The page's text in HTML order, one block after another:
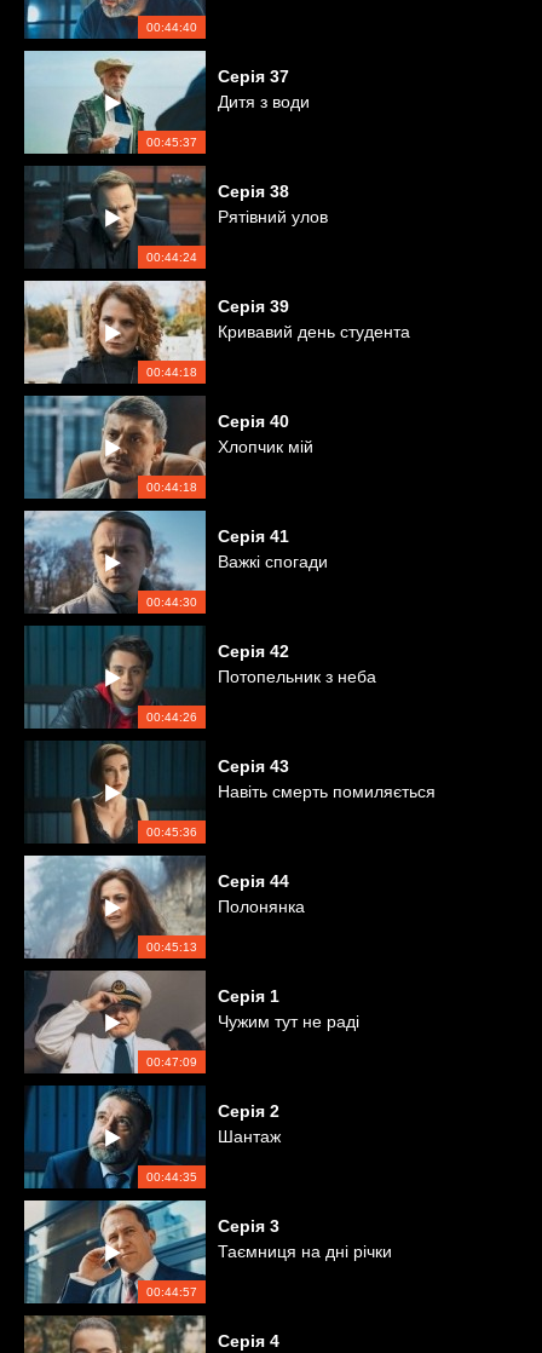
00:44:40
00:45:37
Серія 37
Дитя з води
00:44:24
Серія 38
Рятівний улов
00:44:18
Серія 39
Кривавий день студента
00:44:18
Серія 40
Хлопчик мій
00:44:30
Серія 41
Важкі спогади
00:44:26
Серія 42
Потопельник з неба
00:45:36
Серія 43
Навіть смерть помиляється
00:45:13
Серія 44
Полонянка
00:47:09
Серія 1
Чужим тут не раді
00:44:35
Серія 2
Шантаж
00:44:57
Серія 3
Таємниця на дні річки
Серія 4